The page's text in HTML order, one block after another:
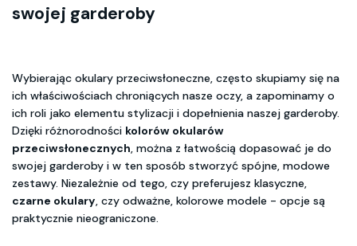
swojej garderoby
Wybierając okulary przeciwsłoneczne, często skupiamy się na
ich właściwościach chroniących nasze oczy, a zapominamy o
ich roli jako elementu stylizacji i dopełnienia naszej garderoby.
Dzięki różnorodności kolorów okularów
przeciwsłonecznych, można z łatwością dopasować je do
swojej garderoby i w ten sposób stworzyć spójne, modowe
zestawy. Niezależnie od tego, czy preferujesz klasyczne,
czarne okulary, czy odważne, kolorowe modele - opcje są
praktycznie nieograniczone.